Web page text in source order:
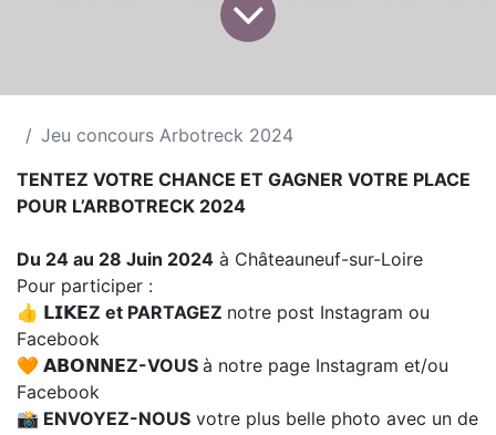
Jeu concours Arbotreck 2024
TENTEZ VOTRE CHANCE ET GAGNER VOTRE PLACE
POUR L’ARBOTRECK 2024
Du 24 au 28 Juin 2024 à Châteaune​uf-sur-Loire
Pour participer :
👍 𝗟𝗜𝗞𝗘Z et PARTAGEZ notre post Instagram ou
Facebook
🧡 𝗔𝗕𝗢𝗡𝗡𝗘Z-VOUS à notre page Instagram et/ou
Facebook
📸 ENVOYEZ-NOUS votre plus belle photo avec un de